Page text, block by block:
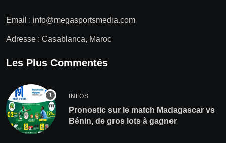
Email : info@megasportsmedia.com
Adresse : Casablanca, Maroc
Les Plus Commentés
INFOS
Pronostic sur le match Madagascar vs
Bénin, de gros lots à gagner